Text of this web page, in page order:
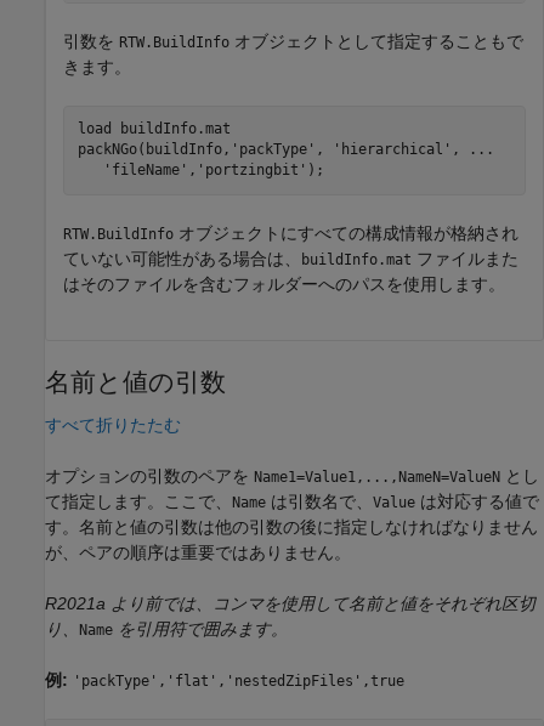
引数を RTW.BuildInfo オブジェクトとして指定することもで
きます。
load
buildInfo.mat
packNGo(buildInfo, 'packType' , 'hierarchical' ,
...
'fileName' , 'portzingbit' );
RTW.BuildInfo オブジェクトにすべての構成情報が格納され
ていない可能性がある場合は、
buildInfo.mat ファイルまた
はそのファイルを含むフォルダーへのパスを使用します。
名前と値の引数
すべて折りたたむ
オプションの引数のペアを Name1=Value1,...,NameN=ValueN とし
て指定します。ここで、
Name は引数名で、 Value は対応する値で
す。名前と値の引数は他の引数の後に指定しなければなりません
が、ペアの順序は重要ではありません。
R2021a より前では、コンマを使用して名前と値をそれぞれ区切
り、
Name を引用符で囲みます。
例: 'packType','flat','nestedZipFiles',true